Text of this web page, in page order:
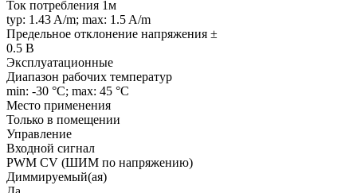
Ток потребления 1м
typ: 1.43 A/m; max: 1.5 A/m
Предельное отклонение напряжения ±
0.5 В
Эксплуатационные
Диапазон рабочих температур
min: -30 °C; max: 45 °C
Место применения
Только в помещении
Управление
Входной сигнал
PWM СV (ШИМ по напряжению)
Диммируемый(ая)